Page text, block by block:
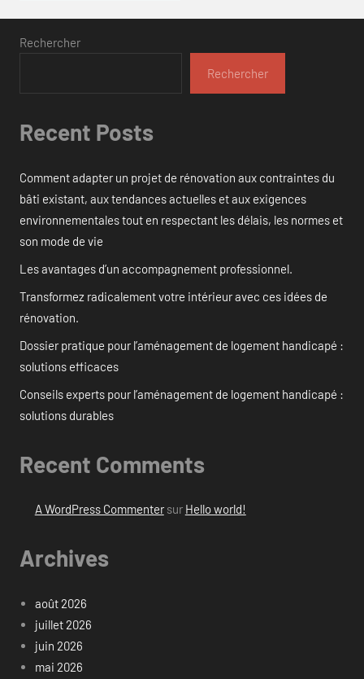
Rechercher
Rechercher
Recent Posts
Comment adapter un projet de rénovation aux contraintes du
bâti existant, aux tendances actuelles et aux exigences
environnementales tout en respectant les délais, les normes et
son mode de vie
Les avantages d’un accompagnement professionnel.
Transformez radicalement votre intérieur avec ces idées de
rénovation.
Dossier pratique pour l’aménagement de logement handicapé :
solutions efficaces
Conseils experts pour l’aménagement de logement handicapé :
solutions durables
Recent Comments
A WordPress Commentersur Hello world!
Archives
août 2026
juillet 2026
juin 2026
mai 2026